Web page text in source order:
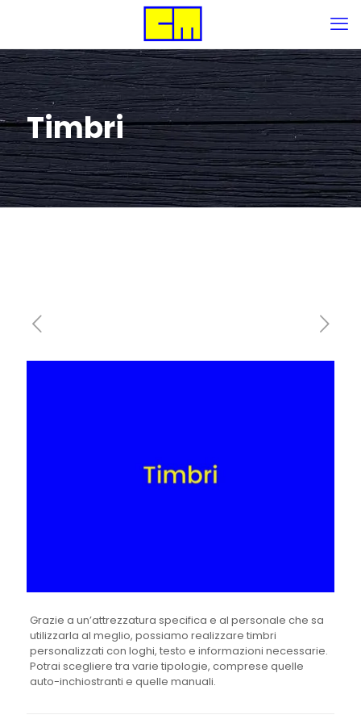
Timbri
Grazie a un’attrezzatura specifica e al personale che sa
utilizzarla al meglio, possiamo realizzare timbri
personalizzati con loghi, testo e informazioni necessarie.
Potrai scegliere tra varie tipologie, comprese quelle
auto-inchiostranti e quelle manuali.